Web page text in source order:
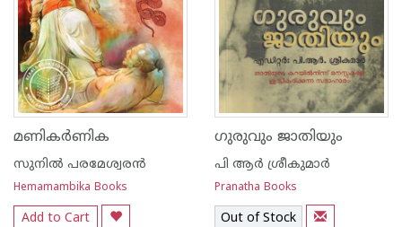
മണികർണിക
സുനില്‍ പരമേശ്വരന്‍
Hemamambika Books
Add to Cart
ഗുരുവും ജാതിയും
പി ആര്‍ ശ്രീകുമാര്‍
Pranatha Books
Out of Stock